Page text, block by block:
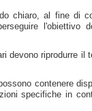
chiaro, al fine di
l'obiettivo
devono riprodurre il
contenere
specifiche in